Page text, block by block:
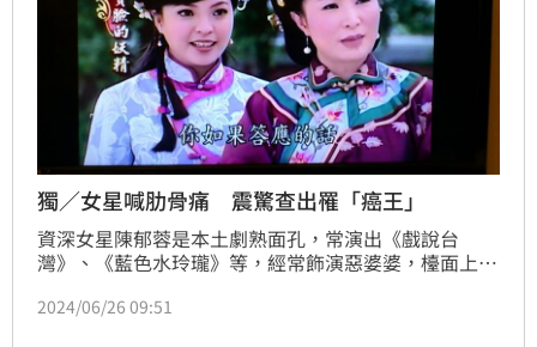
獨／女星喊肋骨痛 震驚查出罹「癌王」
資深女星陳郁蓉是本土劇熟面孔，常演出《戲說台
灣》、《藍色水玲瓏》等，經常飾演惡婆婆，檯面上演
部不明疼痛，多方追查之下發現罹患俗稱「癌王」的胰
2024/06/26 09:51